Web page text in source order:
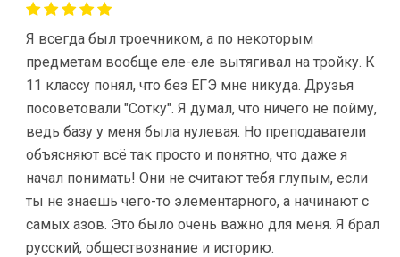
Я всегда был троечником, а по некоторым
предметам вообще еле-еле вытягивал на тройку. К
11 классу понял, что без ЕГЭ мне никуда. Друзья
посоветовали "Сотку". Я думал, что ничего не пойму,
ведь базу у меня была нулевая. Но преподаватели
объясняют всё так просто и понятно, что даже я
начал понимать! Они не считают тебя глупым, если
ты не знаешь чего-то элементарного, а начинают с
самых азов. Это было очень важно для меня. Я брал
русский, обществознание и историю.